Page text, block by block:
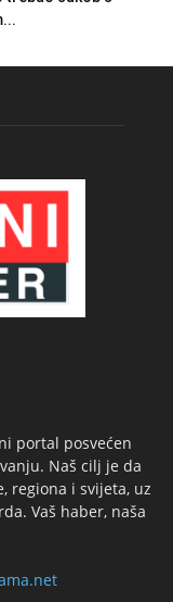
portal posvećen
Naš cilj je da
regiona i svijeta, uz
Vaš haber, naša